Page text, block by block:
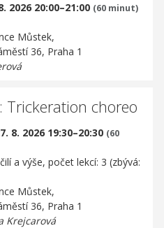
2026 20:00–21:00 (60 minut)
Můstek,
36, Praha 1
choreo
8. 2026 19:30–20:30 (60
a výše, počet lekcí: 3 (zbývá:
Můstek,
36, Praha 1
Krejcarová